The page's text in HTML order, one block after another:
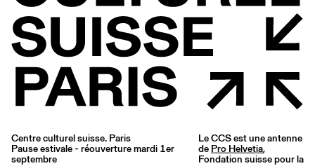
Centre culturel suisse. Paris
Pause estivale - réouverture mardi 1er
septembre
Le CCS est une antenne
de Pro Helvetia,
Fondation suisse pour la